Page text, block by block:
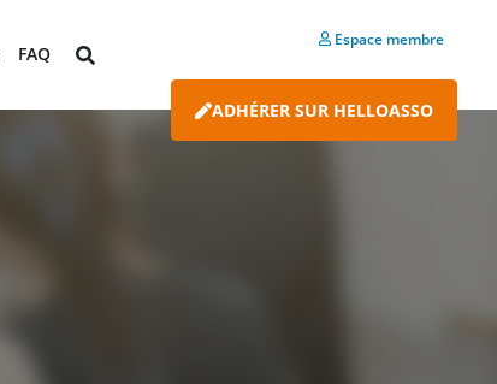
FAQ
Espace membre
ADHÉRER SUR HELLOASSO